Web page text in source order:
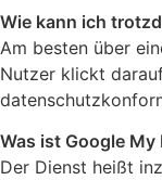
Wie kann ich
Am besten über
Nutzer klickt
Was ist Google
Der Dienst heißt